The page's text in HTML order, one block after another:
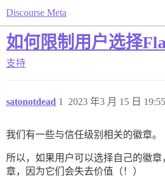
Discourse Meta
如何限制用户选择
支持
satonotdead 2023 年3 月 15 日 19:55
1
我们有一些与信任级别相关的徽章。
所以，如果用户可以选择自己的徽
章，因为它们会失去价值（！）